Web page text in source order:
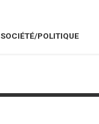
SOCIÉTÉ/POLITIQUE